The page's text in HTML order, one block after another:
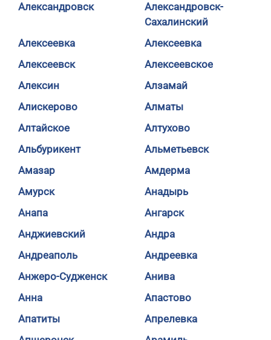
Александровск
Александровск-
Сахалинский
Алексеевка
Алексеевка
Алексеевск
Алексеевское
Алексин
Алзамай
Алискерово
Алматы
Алтайское
Алтухово
Альбурикент
Альметьевск
Амазар
Амдерма
Амурск
Анадырь
Анапа
Ангарск
Анджиевский
Андра
Андреаполь
Андреевка
Анжеро-Судженск
Анива
Анна
Апастово
Апатиты
Апрелевка